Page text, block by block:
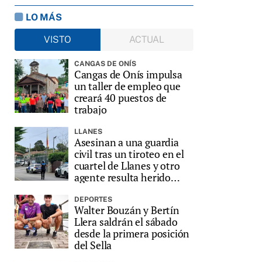
LO MÁS
VISTO
ACTUAL
CANGAS DE ONÍS
Cangas de Onís impulsa
un taller de empleo que
creará 40 puestos de
trabajo
LLANES
Asesinan a una guardia
civil tras un tiroteo en el
cuartel de Llanes y otro
agente resulta herido
DEPORTES
Walter Bouzán y Bertín
Llera saldrán el sábado
desde la primera posición
del Sella